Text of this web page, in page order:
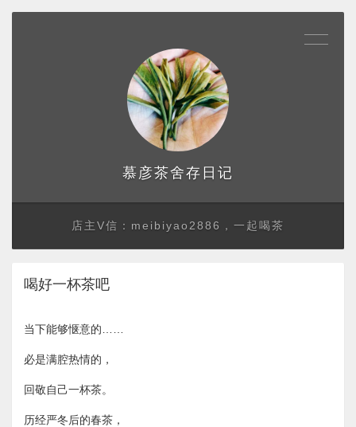
慕彦茶舍存日记
店主V信：meibiyao2886，一起喝茶
喝好一杯茶吧
当下能够惬意的……
必是满腔热情的，
回敬自己一杯茶。
历经严冬后的春茶，